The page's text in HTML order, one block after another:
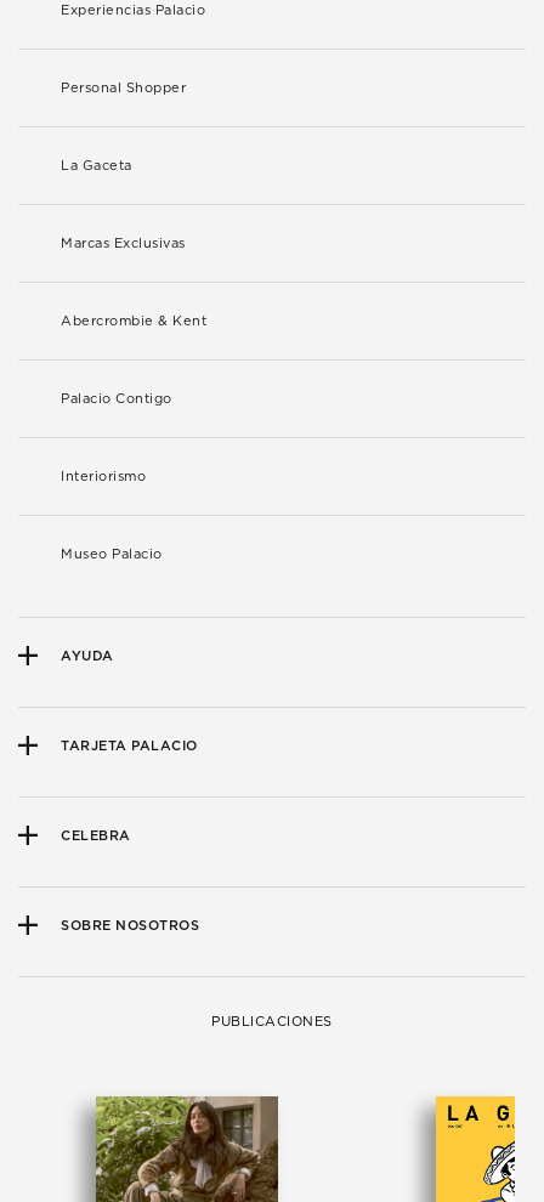
Experiencias Palacio
Personal Shopper
La Gaceta
Marcas Exclusivas
Abercrombie & Kent
Palacio Contigo
Interiorismo
Museo Palacio
AYUDA
TARJETA PALACIO
CELEBRA
SOBRE NOSOTROS
PUBLICACIONES